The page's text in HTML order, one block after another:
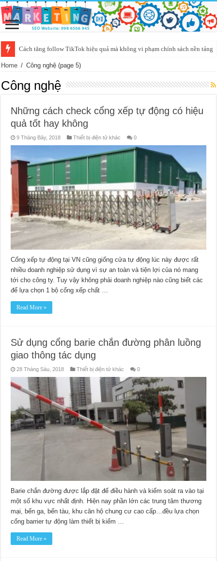
Cách tăng follow TikTok hiệu quả mà không vi phạm chính sách nền tảng
Giải đáp phong thủy trong nhà đại gia Thủy sản
Home / Công nghệ (page 5)
Công nghệ
Những cách check cổng xếp tự động có hiệu
quả tốt hay không
9 Tháng Bảy, 2018 Thiết bị điện tử khác 0
Cổng xếp tự động tại VN cũng giống cửa tự động lúc này được rất
nhiều doanh nghiệp sử dụng vì sự an toàn và tiện lợi của nó mang
tới cho công ty. Tuy vậy không phải doanh nghiệp nào cũng biết các
để lựa chọn 1 bộ cổng xếp chất …
Read More »
Sử dụng cổng barie chắn đường phân luồng
giao thông tác dụng
28 Tháng Sáu, 2018 Thiết bị điện tử khác 0
Barie chắn đường được lắp đặt để điều hành và kiểm soát ra vào tại
một số khu vực nhất định. Hiện nay phần lớn các trung tâm thương
mại, bến ga, bến tàu, khu căn hộ chung cư cao cấp…đều lựa chọn
cổng barrier tự động làm thiết bị kiểm …
Read More »